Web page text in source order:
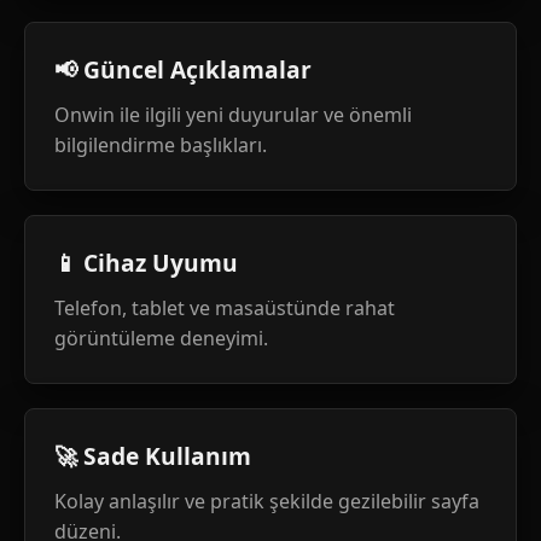
📢 Güncel Açıklamalar
Onwin ile ilgili yeni duyurular ve önemli
bilgilendirme başlıkları.
📱 Cihaz Uyumu
Telefon, tablet ve masaüstünde rahat
görüntüleme deneyimi.
🚀 Sade Kullanım
Kolay anlaşılır ve pratik şekilde gezilebilir sayfa
düzeni.